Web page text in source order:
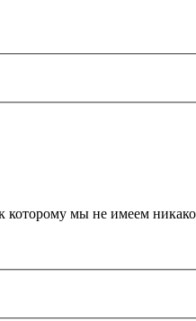
которому мы не имеем